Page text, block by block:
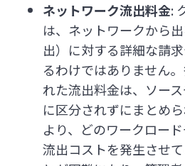
ネットワーク流出料金:
は、ネットワークから
出）に対する詳細な請
るわけではありません
れた流出料金は、ソー
に区分されずにまとめ
より、どのワークロー
流出コストを発生させ